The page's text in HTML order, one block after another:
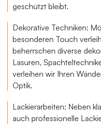
geschützt bleibt.
Dekorative Techniken:
besonderen Touch
beherrschen diverse
Lasuren,
verleihen wir Ihren
Optik.
Lackierarbeiten: Neben
auch professionelle